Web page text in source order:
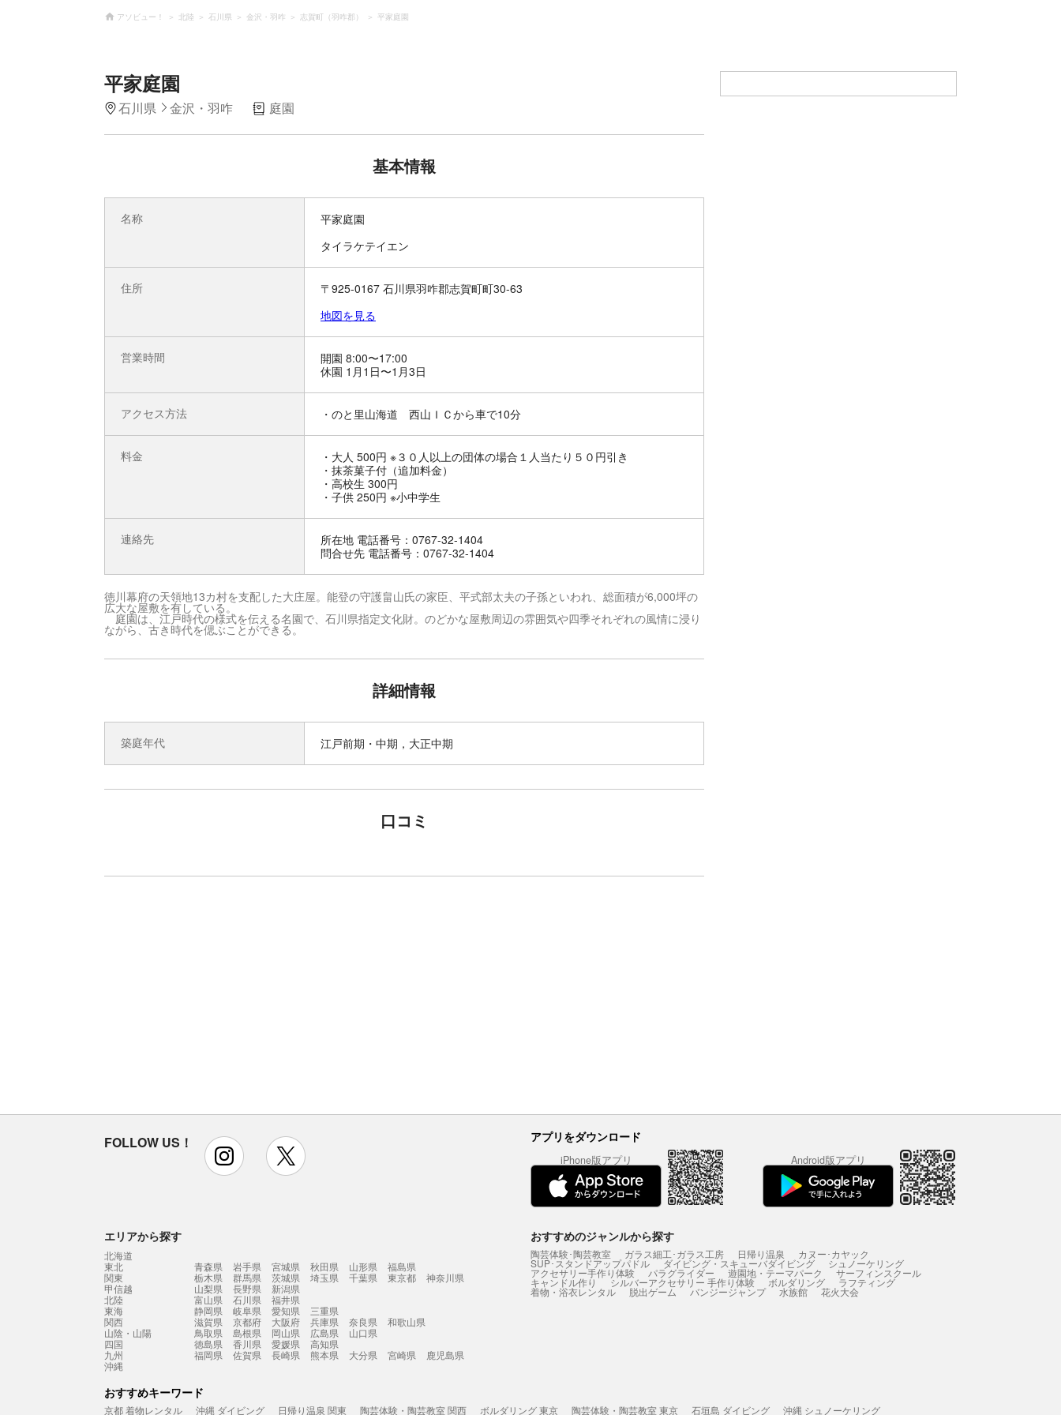
アソビュー！ 北陸 石川県 金沢・羽咋 志賀町（羽咋郡） 平家庭園
平家庭園
石川県 金沢・羽咋 庭園
基本情報
名称
平家庭園
タイラケテイエン
住所
〒925-0167 石川県羽咋郡志賀町町30-63
地図を見る
営業時間
開園 8:00〜17:00
休園 1月1日〜1月3日
アクセス方法 ・のと里山海道 西山ＩＣから車で10分
料金
・大人 500円 ※３０人以上の団体の場合１人当たり５０円引き
・抹茶菓子付（追加料金）
・高校生 300円
・子供 250円 ※小中学生
連絡先
所在地 電話番号：0767-32-1404
問合せ先 電話番号：0767-32-1404
徳川幕府の天領地13カ村を支配した大庄屋。能登の守護畠山氏の家臣、平式部太夫の子孫といわれ、総面積が6,000坪の
広大な屋敷を有している。
庭園は、江戸時代の様式を伝える名園で、石川県指定文化財。のどかな屋敷周辺の雰囲気や四季それぞれの風情に浸り
ながら、古き時代を偲ぶことができる。
詳細情報
築庭年代 江戸前期・中期，大正中期
口コミ
FOLLOW US！ instagram アプリをダウンロード
iPhone版アプリ Android版アプリ
エリアから探す
北海道
東北
青森県 岩手県 宮城県 秋田県 山形県
福島県
関東
栃木県 群馬県 茨城県 埼玉県 千葉県 東京都
神奈川県
甲信越
山梨県 長野県
新潟県
北陸
富山県 石川県
福井県
東海
静岡県 岐阜県 愛知県
三重県
関西
滋賀県 京都府 大阪府 兵庫県 奈良県
和歌山県
山陰・山陽
鳥取県 島根県 岡山県 広島県
山口県
四国
徳島県 香川県 愛媛県
高知県
九州
福岡県 佐賀県 長崎県 熊本県 大分県 宮崎県
鹿児島県
沖縄
おすすめのジャンルから探す
陶芸体験･陶芸教室 ガラス細工･ガラス工房 日帰り温泉 カヌー･カヤック
SUP･スタンドアップパドル ダイビング・スキューバダイビング シュノーケリング
アクセサリー手作り体験 パラグライダー 遊園地・テーマパーク サーフィンスクール
キャンドル作り シルバーアクセサリー 手作り体験 ボルダリング ラフティング
着物・浴衣レンタル 脱出ゲーム バンジージャンプ 水族館 花火大会
おすすめキーワード
京都 着物レンタル 沖縄 ダイビング 日帰り温泉 関東 陶芸体験・陶芸教室 関西 ボルダリング 東京 陶芸体験・陶芸教室 東京 石垣島 ダイビング 沖縄 シュノーケリング